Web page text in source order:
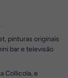
pinturas originais
bar e televisão
Collicola, e